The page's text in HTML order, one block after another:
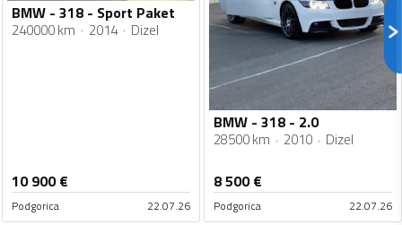
BMW - 318 - Sport Paket
240000 km 2014 Dizel
10 900€
Podgorica 22.07.26
BMW - 318 - 2.0
28500 km 2010 Dizel
8 500€
Podgorica 22.07.26